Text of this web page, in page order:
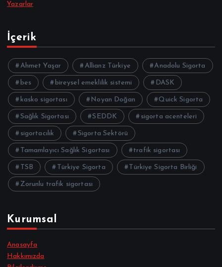
Yazarlar
İçerik
Ahmet Yaşar Allianz Türkiye Anadolu Sigorta
bes bireysel emeklilik sistemi DASK
kasko sigortası Noyan Doğan Quick Sigorta
Sağlık Sigortası SEDDK sigorta acenteleri
sigortacılık Sigorta Sektörü
Tamamlayıcı Sağlık Sigortası trafik sigortası
TSB Türkiye Sigorta Türkiye Sigorta Birliği
Zorunlu trafik sigortası
Kurumsal
Anasayfa
Hakkımızda